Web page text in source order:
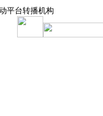
平台转播机构